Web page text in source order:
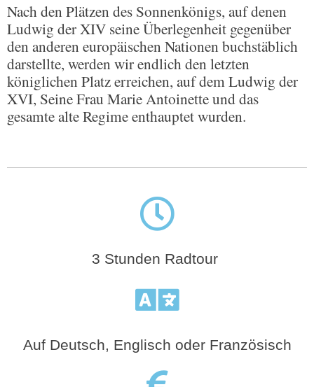
Nach den Plätzen des Sonnenkönigs, auf denen
Ludwig der XIV seine Überlegenheit gegenüber
den anderen europäischen Nationen buchstäblich
darstellte, werden wir endlich den letzten
königlichen Platz erreichen, auf dem Ludwig der
XVI, Seine Frau Marie Antoinette und das
gesamte alte Regime enthauptet wurden.
3 Stunden Radtour
Auf Deutsch, Englisch oder Französisch